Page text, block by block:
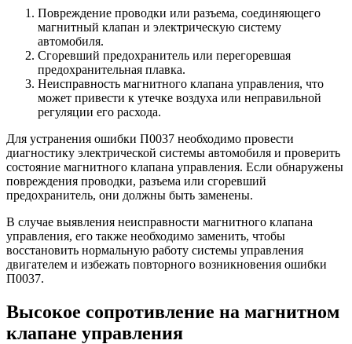
Повреждение проводки или разъема, соединяющего
магнитный клапан и электрическую систему
автомобиля.
Сгоревший предохранитель или перегоревшая
предохранительная плавка.
Неисправность магнитного клапана управления, что
может привести к утечке воздуха или неправильной
регуляции его расхода.
Для устранения ошибки П0037 необходимо провести
диагностику электрической системы автомобиля и проверить
состояние магнитного клапана управления. Если обнаружены
повреждения проводки, разъема или сгоревший
предохранитель, они должны быть заменены.
В случае выявления неисправности магнитного клапана
управления, его также необходимо заменить, чтобы
восстановить нормальную работу системы управления
двигателем и избежать повторного возникновения ошибки
П0037.
Высокое сопротивление на магнитном
клапане управления